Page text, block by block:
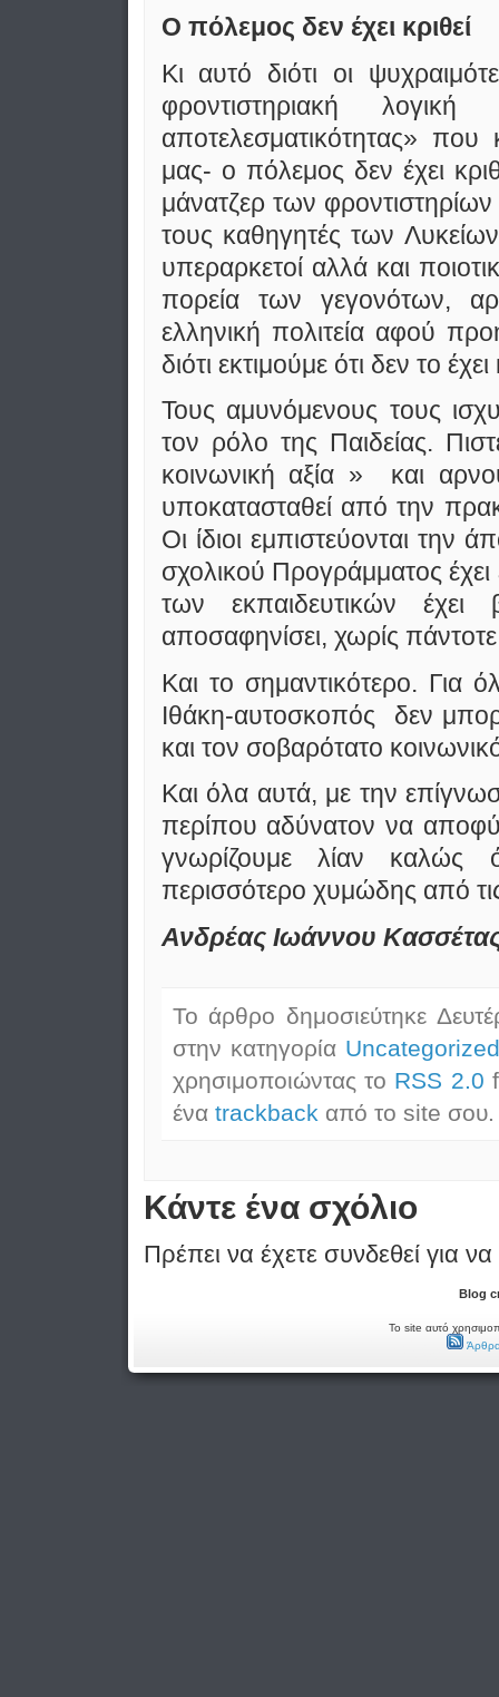
Ο πόλεμος δεν έχει κριθεί
Κι αυτό διότι οι
φροντιστηριακή
αποτελεσματικότητας» που
μας- ο πόλεμος δεν έχει
μάνατζερ των
τους καθηγητές των
υπεραρκετοί αλλά και
πορεία των γεγονότων,
ελληνική πολιτεία αφού
διότι εκτιμούμε ότι δεν το
Τους αμυνόμενους τους
τον ρόλο της Παιδείας.
κοινωνική αξία » και
υποκατασταθεί από την
Οι ίδιοι εμπιστεύονται
σχολικού Προγράμματος έχει
των εκπαιδευτικών
αποσαφηνίσει, χωρίς
Και το σημαντικότερο.
Ιθάκη-αυτοσκοπός δεν
και τον σοβαρότατο
Και όλα αυτά, με την
περίπου αδύνατον να
γνωρίζουμε λίαν καλώς
περισσότερο χυμώδης από
Ανδρέας Ιωάννου
Το άρθρο δημοσιεύτηκε
στην κατηγορία
χρησιμοποιώντας το RSS 2.0
ένα trackback από το site σου.
Κάντε ένα σχόλιο
Πρέπει να έχετε συνδεθεί για
Blog
Το site αυτό